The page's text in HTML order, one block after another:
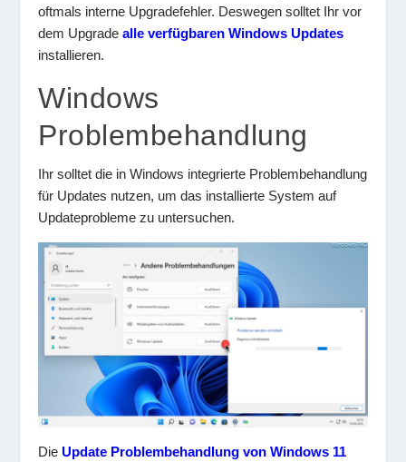
oftmals interne Upgradefehler. Deswegen solltet Ihr vor
dem Upgradealle verfügbaren Windows Updates
installieren.
Windows
Problembehandlung
Ihr solltet die in Windows integrierte Problembehandlung
für Updates nutzen, um das installierte System auf
Updateprobleme zu untersuchen.
DieUpdate Problembehandlung von Windows 11